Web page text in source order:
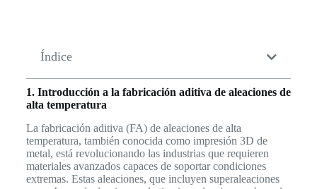
Índice
1. Introducción a la fabricación aditiva de aleaciones de
alta temperatura
La fabricación aditiva (FA) de aleaciones de alta
temperatura, también conocida como impresión 3D de
metal, está revolucionando las industrias que requieren
materiales avanzados capaces de soportar condiciones
extremas. Estas aleaciones, que incluyen superaleaciones